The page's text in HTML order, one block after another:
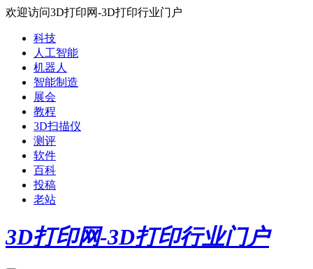
欢迎访问3D打印网-3D打印行业门户
科技
人工智能
机器人
智能制造
展会
教程
3D扫描仪
测评
软件
百科
投稿
老站
3D打印网-3D打印行业门户